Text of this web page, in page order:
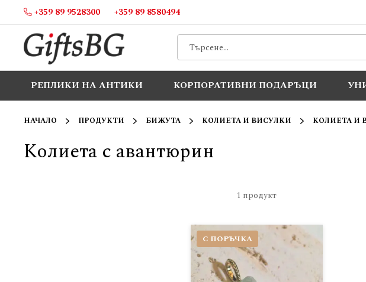
Прескачане
съдържанието
+359 89 9528300 +359 89 8580494
РЕПЛИКИ НА АНТИКИ КОРПОРАТИВНИ ПОДАРЪЦИ
НАЧАЛО ПРОДУКТИ БИЖУТА КОЛИЕТА И ВИСУЛКИ КОЛИЕТА И
Колиета с авантюрин
1 продукт
С ПОРЪЧКА